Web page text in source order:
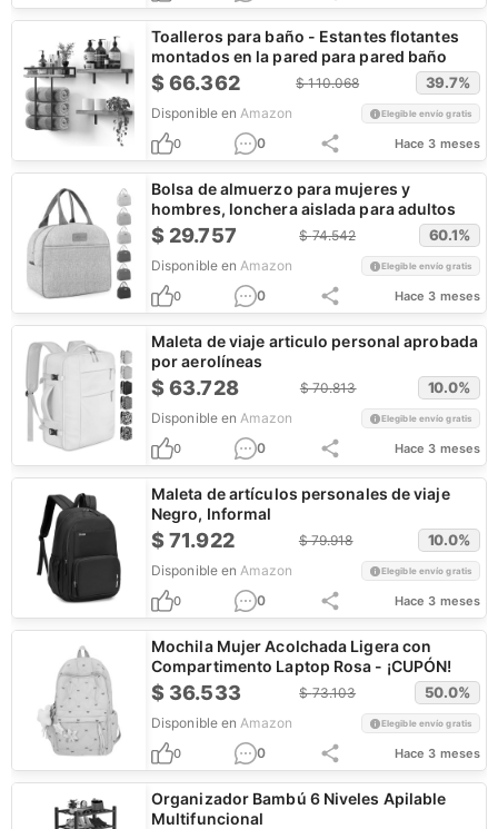
Toalleros para baño - Estantes flotantes
montados en la pared para pared baño
$66.362 $110.068 39.7%
Disponible en Amazon Elegible envío gratis
0 0 Hace 3 meses
Bolsa de almuerzo para mujeres y
hombres, lonchera aislada para adultos
$ 29.757 $74.542 60.1%
Disponible en Amazon Elegible envío gratis
0 0 Hace 3 meses
Maleta de viaje articulo personal aprobada
por aerolíneas
$63.728 $70.813 10.0%
Disponible en Amazon Elegible envío gratis
0 0 Hace 3 meses
Maleta de artículos personales de viaje
Negro, Informal
$71.922 $79.918 10.0%
Disponible en Amazon Elegible envío gratis
0 0 Hace 3 meses
Mochila Mujer Acolchada Ligera con
Compartimento Laptop Rosa - ¡CUPÓN!
$ 36.533 $73.103 50.0%
Disponible en Amazon Elegible envío gratis
0 0 Hace 3 meses
Organizador Bambú 6 Niveles Apilable
Multifuncional